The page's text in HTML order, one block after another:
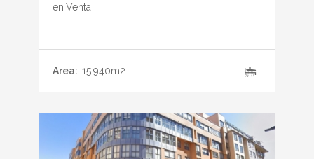
en Venta
Area: 15.940m2